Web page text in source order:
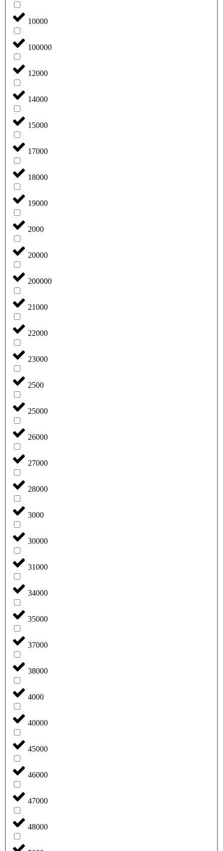
10000
100000
12000
14000
15000
17000
18000
19000
2000
20000
200000
21000
22000
23000
2500
25000
26000
27000
28000
3000
30000
31000
34000
35000
37000
38000
4000
40000
45000
46000
47000
48000